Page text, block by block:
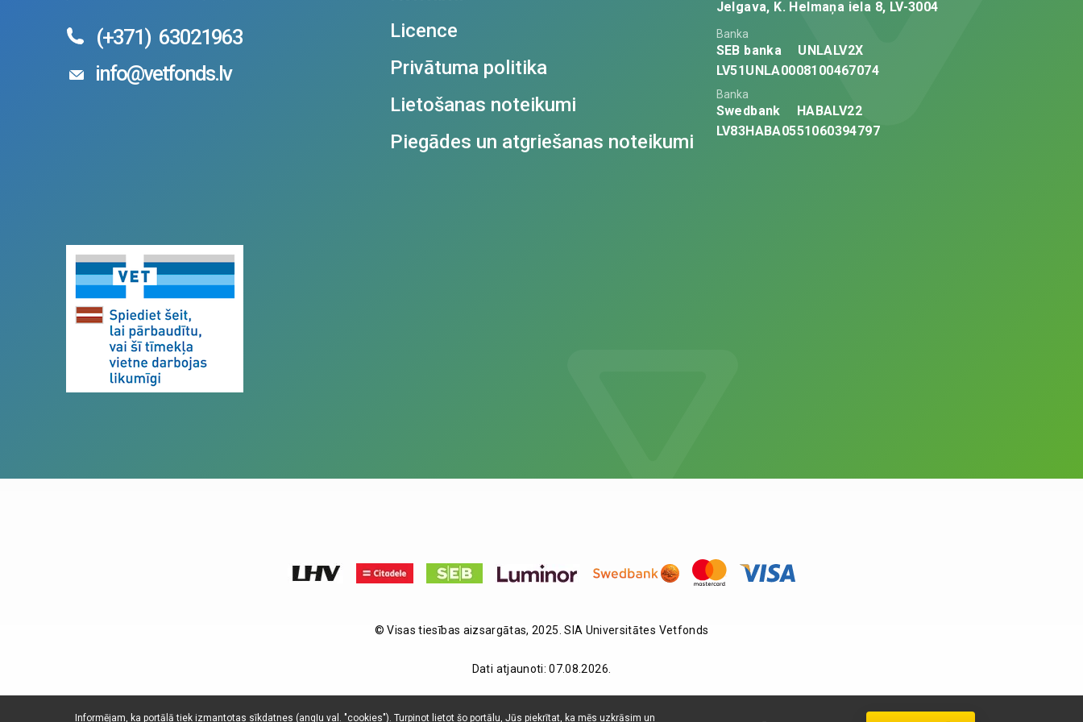
Informējam, ka portālā tiek izmantotas sīkdatnes (angļu val. "cookies"). Turpinot lietot šo portālu, Jūs piekrītat, ka mēs uzkrāsim un
(+371) 63021963
info@vetfonds.lv
Licence
Privātuma politika
Lietošanas noteikumi
Piegādes un atgriešanas noteikumi
Jelgava, K. Helmaņa iela 8, LV-3004
Banka
SEB banka
UNLALV2X
LV51UNLA0008100467074
Banka
Swedbank
HABALV22
LV83HABA0551060394797
© Visas tiesības aizsargātas, 2025. SIA Universitātes Vetfonds
Dati atjaunoti: 07.08.2026.